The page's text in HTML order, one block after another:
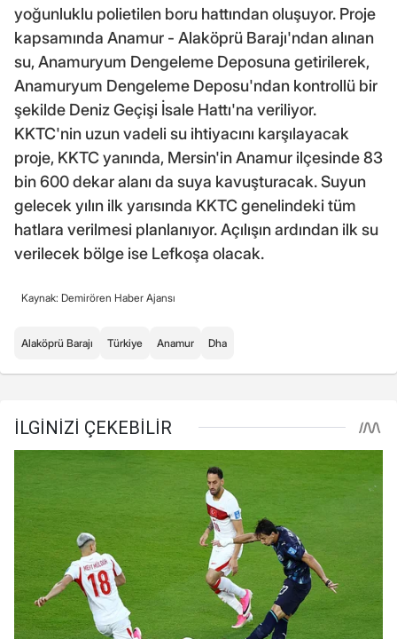
yoğunluklu polietilen boru hattından oluşuyor. Proje
kapsamında Anamur - Alaköprü Barajı'ndan alınan
su, Anamuryum Dengeleme Deposuna getirilerek,
Anamuryum Dengeleme Deposu'ndan kontrollü bir
şekilde Deniz Geçişi İsale Hattı'na veriliyor.
KKTC'nin uzun vadeli su ihtiyacını karşılayacak
proje, KKTC yanında, Mersin'in Anamur ilçesinde 83
bin 600 dekar alanı da suya kavuşturacak. Suyun
gelecek yılın ilk yarısında KKTC genelindeki tüm
hatlara verilmesi planlanıyor. Açılışın ardından ilk su
verilecek bölge ise Lefkoşa olacak.
Kaynak: Demirören Haber Ajansı
Alaköprü Barajı Türkiye Anamur Dha